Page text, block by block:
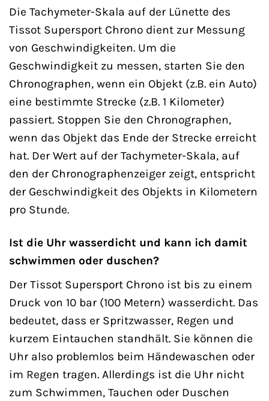
Die Tachymeter-Skala auf der Lünette des
Tissot Supersport Chrono dient zur Messung
von Geschwindigkeiten. Um die
Geschwindigkeit zu messen, starten Sie den
Chronographen, wenn ein Objekt (z.B. ein Auto)
eine bestimmte Strecke (z.B. 1 Kilometer)
passiert. Stoppen Sie den Chronographen,
wenn das Objekt das Ende der Strecke erreicht
hat. Der Wert auf der Tachymeter-Skala, auf
den der Chronographenzeiger zeigt, entspricht
der Geschwindigkeit des Objekts in Kilometern
pro Stunde.
Ist die Uhr wasserdicht und kann ich damit
schwimmen oder duschen?
Der Tissot Supersport Chrono ist bis zu einem
Druck von 10 bar (100 Metern) wasserdicht. Das
bedeutet, dass er Spritzwasser, Regen und
kurzem Eintauchen standhält. Sie können die
Uhr also problemlos beim Händewaschen oder
im Regen tragen. Allerdings ist die Uhr nicht
zum Schwimmen, Tauchen oder Duschen